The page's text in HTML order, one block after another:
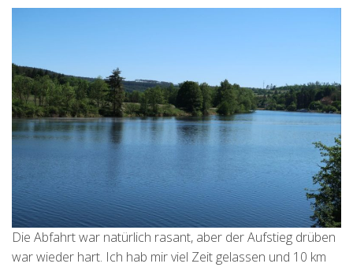
Die Abfahrt war natürlich rasant, aber der Aufstieg drüben
war wieder hart. Ich hab mir viel Zeit gelassen und 10 km